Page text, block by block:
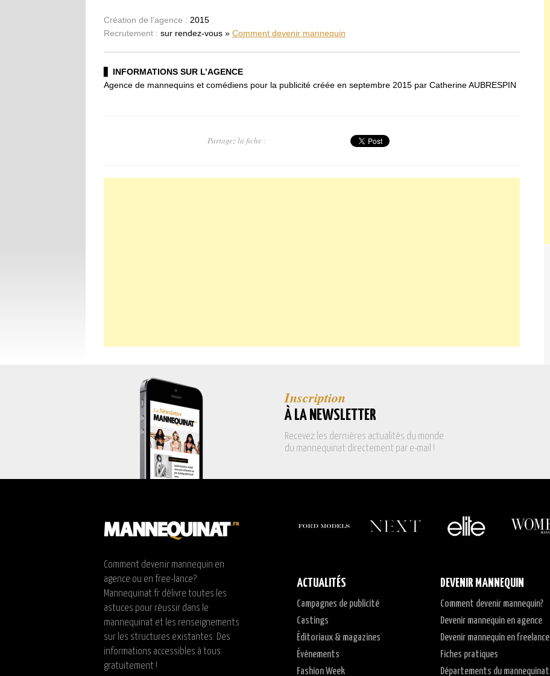
Création de l’agence : 2015
Recrutement : sur rendez-vous » Comment devenir mannequin
INFORMATIONS SUR L’AGENCE
Agence de mannequins et comédiens pour la publicité créée en septembre 2015 par Catherine AUBRESPIN
Partagez la fiche :
Inscription
À LA NEWSLETTER
Recevez les dernières actualités du monde
du mannequinat directement par e-mail !
Comment devenir mannequin en
agence ou en free-lance?
Mannequinat.fr délivre toutes les
astuces pour réussir dans le
mannequinat et les renseignements
sur les structures existantes. Des
informations accessibles à tous
gratuitement !
ACTUALITÉS
Campagnes de publicité
Castings
Éditoriaux & magazines
Événements
Fashion Week
DEVENIR MANNEQUIN
Comment devenir mannequin?
Devenir mannequin en agence
Devenir mannequin en freelance
Fiches pratiques
Départements du mannequinat